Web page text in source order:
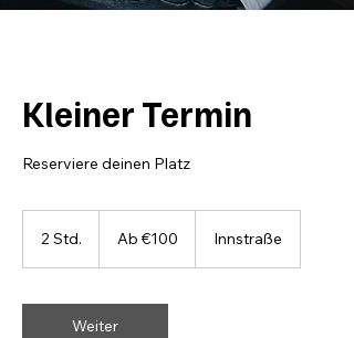
Kleiner Termin
Reserviere deinen Platz
2 Std.
d
.
eurosAb €100 Innstraße
Weiter